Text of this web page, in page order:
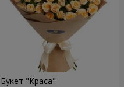
Букет "Краса"